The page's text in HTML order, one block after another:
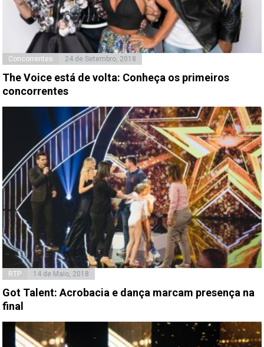
Concorrentes 24 de Setembro, 2018
The Voice está de volta: Conheça os primeiros
concorrentes
RTP 14 de Maio, 2018
Got Talent: Acrobacia e dança marcam presença na
final